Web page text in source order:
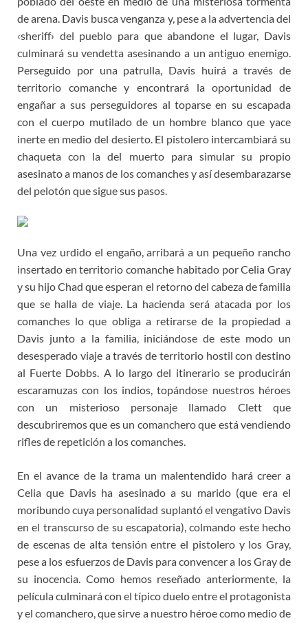
de arena. Davis busca venganza y, pese a la advertencia del
‹sheriff› del pueblo para que abandone el lugar, Davis
culminará su vendetta asesinando a un antiguo enemigo.
Perseguido por una patrulla, Davis huirá a través de
territorio comanche y encontrará la oportunidad de
engañar a sus perseguidores al toparse en su escapada
con el cuerpo mutilado de un hombre blanco que yace
inerte en medio del desierto. El pistolero intercambiará su
chaqueta con la del muerto para simular su propio
asesinato a manos de los comanches y así desembarazarse
del pelotón que sigue sus pasos.
Una vez urdido el engaño, arribará a un pequeño rancho
insertado en territorio comanche habitado por Celia Gray
y su hijo Chad que esperan el retorno del cabeza de familia
que se halla de viaje. La hacienda será atacada por los
comanches lo que obliga a retirarse de la propiedad a
Davis junto a la familia, iniciándose de este modo un
desesperado viaje a través de territorio hostil con destino
al Fuerte Dobbs. A lo largo del itinerario se producirán
escaramuzas con los indios, topándose nuestros héroes
con un misterioso personaje llamado Clett que
descubriremos que es un comanchero que está vendiendo
rifles de repetición a los comanches.
En el avance de la trama un malentendido hará creer a
Celia que Davis ha asesinado a su marido (que era el
moribundo cuya personalidad suplantó el vengativo Davis
en el transcurso de su escapatoria), colmando este hecho
de escenas de alta tensión entre el pistolero y los Gray,
pese a los esfuerzos de Davis para convencer a los Gray de
su inocencia. Como hemos reseñado anteriormente, la
película culminará con el típico duelo entre el protagonista
y el comanchero, que sirve a nuestro héroe como medio de